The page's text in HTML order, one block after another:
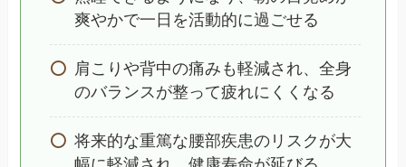
爽やかで一日を活動的に過ごせる
肩こりや背中の痛みも軽減され、全身
のバランスが整って疲れにくくなる
将来的な重篤な腰部疾患のリスクが大